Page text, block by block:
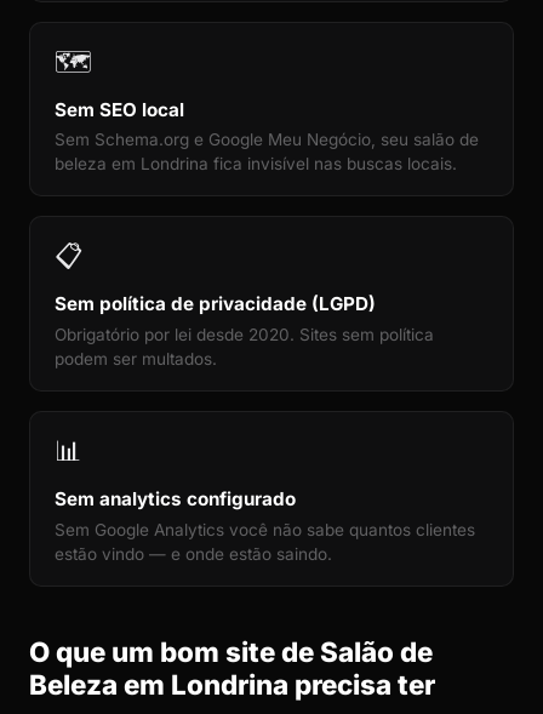
🗺️
Sem SEO local
Sem Schema.org e Google Meu Negócio, seu salão de
beleza em Londrina fica invisível nas buscas locais.
📋
Sem política de privacidade (LGPD)
Obrigatório por lei desde 2020. Sites sem política
podem ser multados.
📊
Sem analytics configurado
Sem Google Analytics você não sabe quantos clientes
estão vindo — e onde estão saindo.
O que um bom site de Salão de
Beleza em Londrina precisa ter